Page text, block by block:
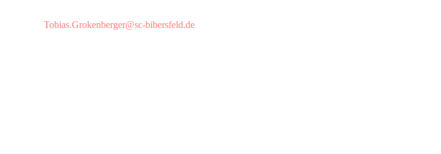
Tobias.Grokenberger@sc-bibersfeld.de